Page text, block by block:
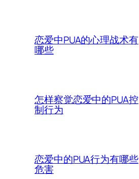
恋爱中PUA的心理战术有
哪些
怎样察觉恋爱中的PUA控
制行为
恋爱中的PUA行为有哪些
危害